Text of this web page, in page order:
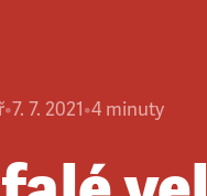
•7. 7. 2021•4 minuty